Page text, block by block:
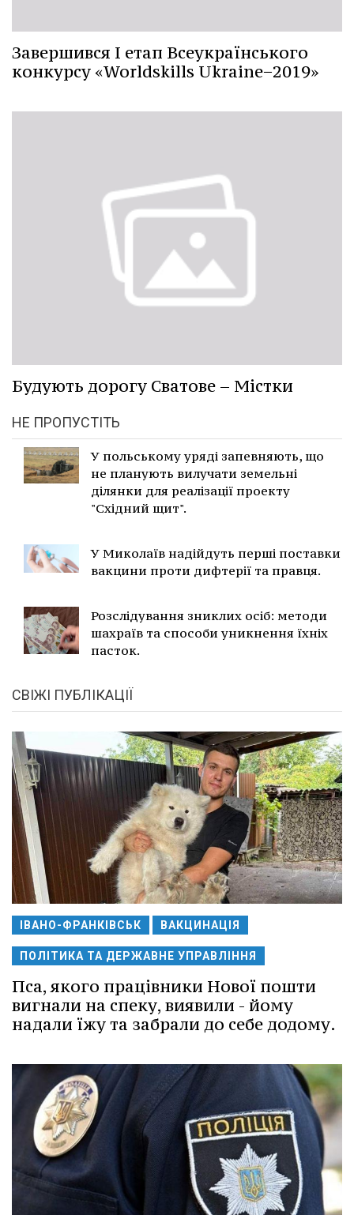
Завершився І етап Всеукраїнського
конкурсу «Worldskills Ukraine−2019»
Будують дорогу Сватове – Містки
НЕ ПРОПУСТІТЬ
У польському уряді запевняють, що
не планують вилучати земельні
ділянки для реалізації проекту
"Східний щит".
У Миколаїв надійдуть перші поставки
вакцини проти дифтерії та правця.
Розслідування зниклих осіб: методи
шахраїв та способи уникнення їхніх
пасток.
СВІЖІ ПУБЛІКАЦІЇ
ІВАНО-ФРАНКІВСЬК ВАКЦИНАЦІЯ
ПОЛІТИКА ТА ДЕРЖАВНЕ УПРАВЛІННЯ
Пса, якого працівники Нової пошти
вигнали на спеку, виявили - йому
надали їжу та забрали до себе додому.